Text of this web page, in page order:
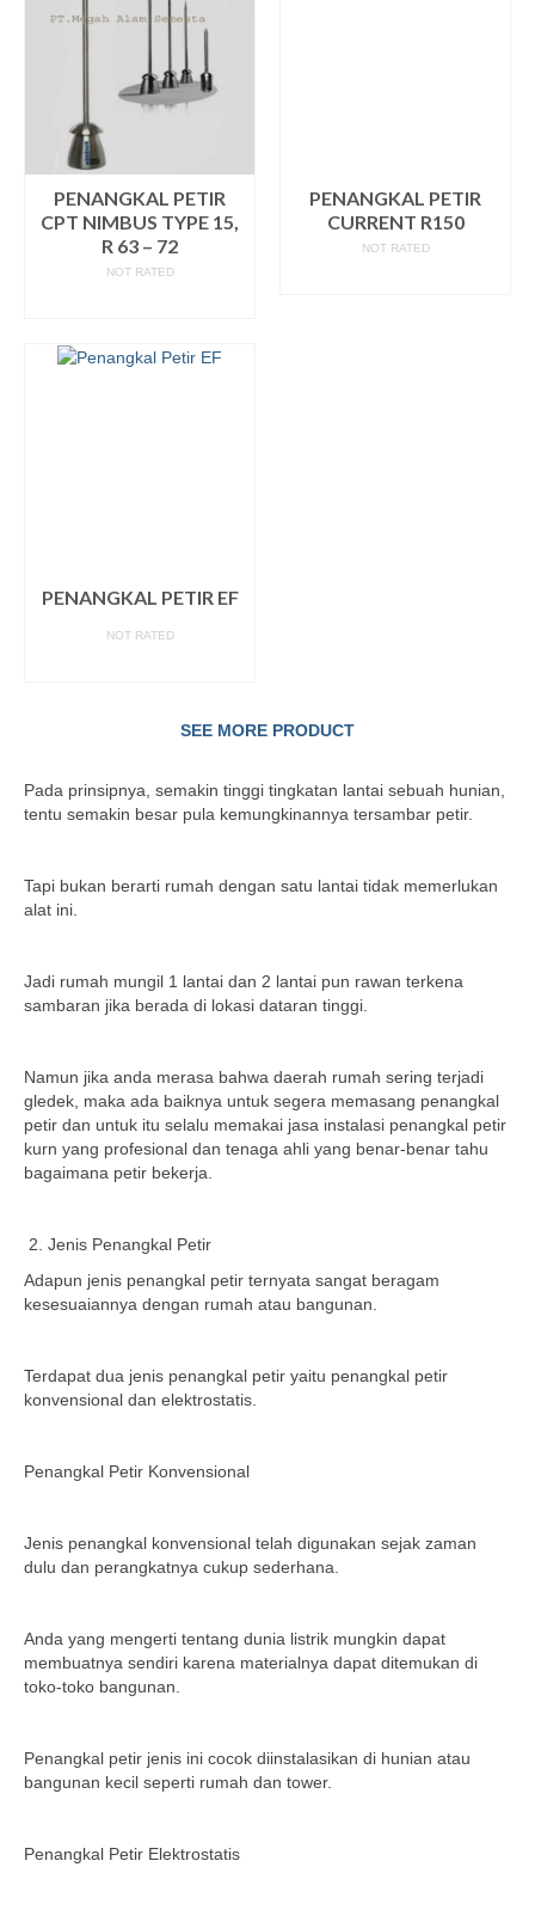
PENANGKAL PETIR
CPT NIMBUS TYPE 15,
R 63 – 72
NOT RATED
PENANGKAL PETIR
CURRENT R150
NOT RATED
PENANGKAL PETIR EF
NOT RATED
SEE MORE PRODUCT
Pada prinsipnya, semakin tinggi tingkatan lantai sebuah hunian,
tentu semakin besar pula kemungkinannya tersambar petir.
Tapi bukan berarti rumah dengan satu lantai tidak memerlukan
alat ini.
Jadi rumah mungil 1 lantai dan 2 lantai pun rawan terkena
sambaran jika berada di lokasi dataran tinggi.
Namun jika anda merasa bahwa daerah rumah sering terjadi
gledek, maka ada baiknya untuk segera memasang penangkal
petir dan untuk itu selalu memakai jasa instalasi penangkal petir
kurn yang profesional dan tenaga ahli yang benar-benar tahu
bagaimana petir bekerja.
Jenis Penangkal Petir
Adapun jenis penangkal petir ternyata sangat beragam
kesesuaiannya dengan rumah atau bangunan.
Terdapat dua jenis penangkal petir yaitu penangkal petir
konvensional dan elektrostatis.
Penangkal Petir Konvensional
Jenis penangkal konvensional telah digunakan sejak zaman
dulu dan perangkatnya cukup sederhana.
Anda yang mengerti tentang dunia listrik mungkin dapat
membuatnya sendiri karena materialnya dapat ditemukan di
toko-toko bangunan.
Penangkal petir jenis ini cocok diinstalasikan di hunian atau
bangunan kecil seperti rumah dan tower.
Penangkal Petir Elektrostatis